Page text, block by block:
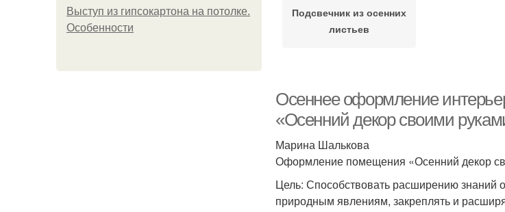
Выступ из гипсокартона на потолке.
Особенности
Подсвечник из осенних
листьев
Осеннее оформление
«Осенний декор своими
Марина Шалькова
Оформление помещения «Осенний декор
Цель: Способствовать расширению знаний
природным явлениям, закреплять и